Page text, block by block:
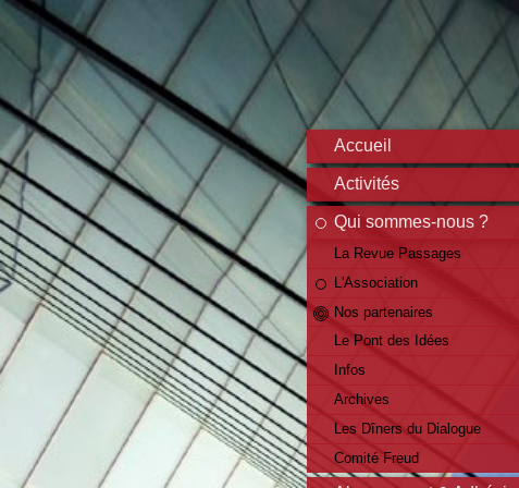
Accueil
Activités
Qui sommes-nous ?
La Revue Passages
L'Association
Nos partenaires
Le Pont des Idées
Infos
Archives
Les Dîners du Dialogue
Comité Freud